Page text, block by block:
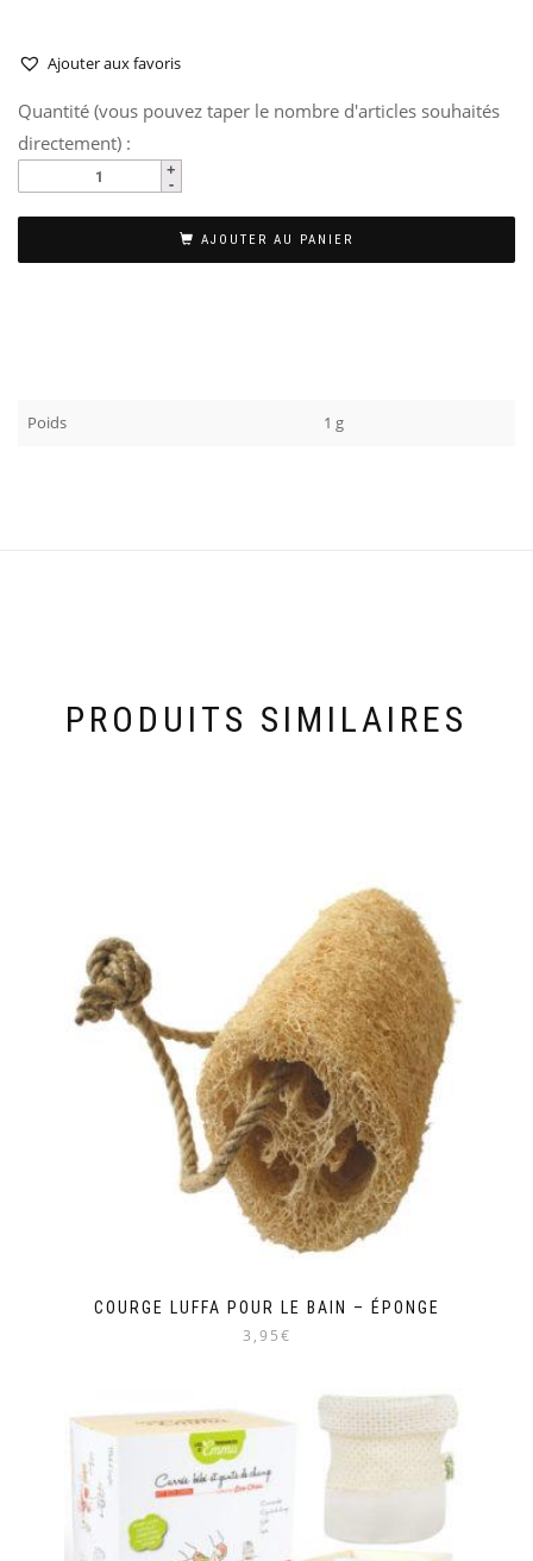
Ajouter aux favoris
Quantité (vous pouvez taper le nombre d'articles souhaités
directement) :
AJOUTER AU PANIER
Poids 1 g
PRODUITS SIMILAIRES
COURGE LUFFA POUR LE BAIN – ÉPONGE
3,95€